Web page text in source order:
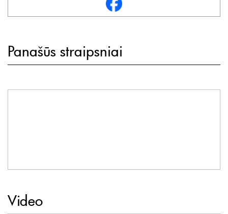
Panašūs straipsniai
Video